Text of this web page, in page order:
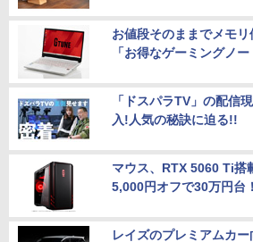
お値段そのままでメモ
「お得なゲーミングノー
「ドスパラTV」の配信
入!人気の秘訣に迫る!!
マウス、RTX 5060 Ti搭
5,000円オフで30万円台！
レイズのプレミアムカ